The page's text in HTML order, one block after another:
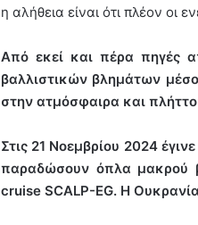
η αλήθεια είναι ότι πλέον οι
Από εκεί και πέρα πηγές
βαλλιστικών βλημάτων
στην ατμόσφαιρα και
Στις 21 Νοεμβρίου 2024
παραδώσουν όπλα μακρού
cruise SCALP-EG. Η